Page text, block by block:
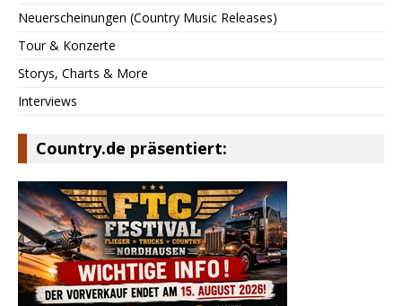
Neuerscheinungen (Country Music Releases)
Tour & Konzerte
Storys, Charts & More
Interviews
Country.de präsentiert: